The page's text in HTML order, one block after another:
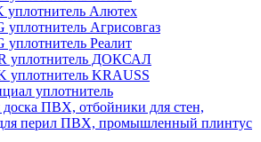
уплотнитель Алютех
уплотнитель Агрисовгаз
уплотнитель Реалит
уплотнитель ДОКСАЛ
уплотнитель KRAUSS
уплотнитель
ПВХ, отбойники для стен,
перил ПВХ, промышленный плинтус